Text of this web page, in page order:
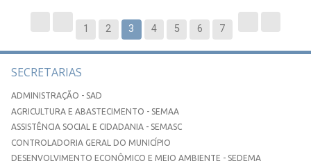
1 2 3 4 5 6 7
SECRETARIAS
ADMINISTRAÇÃO - SAD
AGRICULTURA E ABASTECIMENTO - SEMAA
ASSISTÊNCIA SOCIAL E CIDADANIA - SEMASC
CONTROLADORIA GERAL DO MUNICÍPIO
DESENVOLVIMENTO ECONÔMICO E MEIO AMBIENTE - SEDEMA